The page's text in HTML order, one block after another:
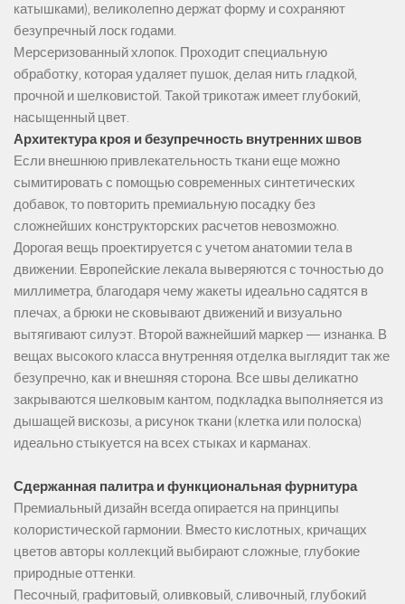
катышками), великолепно держат форму и сохраняют
безупречный лоск годами.
Мерсеризованный хлопок. Проходит специальную
обработку, которая удаляет пушок, делая нить гладкой,
прочной и шелковистой. Такой трикотаж имеет глубокий,
насыщенный цвет.
Архитектура кроя и безупречность внутренних швов
Если внешнюю привлекательность ткани еще можно
сымитировать с помощью современных синтетических
добавок, то повторить премиальную посадку без
сложнейших конструкторских расчетов невозможно.
Дорогая вещь проектируется с учетом анатомии тела в
движении. Европейские лекала выверяются с точностью до
миллиметра, благодаря чему жакеты идеально садятся в
плечах, а брюки не сковывают движений и визуально
вытягивают силуэт. Второй важнейший маркер — изнанка. В
вещах высокого класса внутренняя отделка выглядит так же
безупречно, как и внешняя сторона. Все швы деликатно
закрываются шелковым кантом, подкладка выполняется из
дышащей вискозы, а рисунок ткани (клетка или полоска)
идеально стыкуется на всех стыках и карманах.
Сдержанная палитра и функциональная фурнитура
Премиальный дизайн всегда опирается на принципы
колористической гармонии. Вместо кислотных, кричащих
цветов авторы коллекций выбирают сложные, глубокие
природные оттенки.
Песочный, графитовый, оливковый, сливочный, глубокий